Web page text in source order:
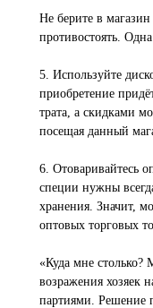
Не берите в
противостоять.
5. Используйте
приобретение
трата, а скидками
посещая данный
6. Отоваривайтесь
специи нужны
хранения. Значит,
оптовых торговых
«Куда мне
возражения хозяек
партиями. Решение